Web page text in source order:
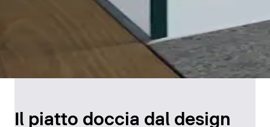
Il piatto doccia dal design